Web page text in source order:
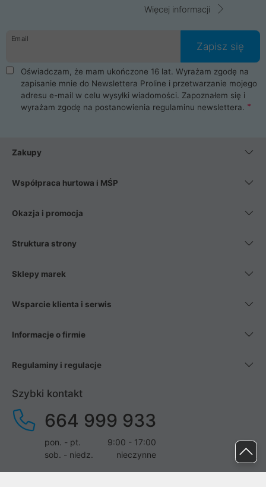
Więcej informacji
Email
Zapisz się
Oświadczam, że mam ukończone 16 lat. Wyrażam zgodę na
zapisanie mnie do Newslettera Proline i przetwarzanie mojego
adresu e-mail w celu wysyłki wiadomości. Zapoznałem się i
wyrażam zgodę na postanowienia regulaminu newslettera.
Zakupy
Współpraca hurtowa i MŚP
Okazja i promocja
Struktura strony
Sklepy marek
Wsparcie klienta i serwis
Informacje o firmie
Regulaminy i regulacje
Szybki kontakt
664 999 933
pon. - pt.
9:00 - 17:00
sob. - niedz.
nieczynne